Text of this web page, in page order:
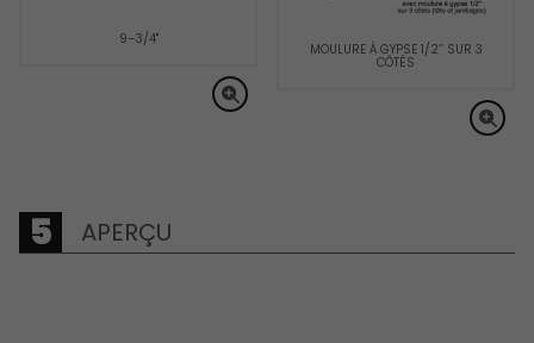
9–3/4"
MOULURE À GYPSE 1/2’’ SUR 3
CÔTÉS
APERÇU